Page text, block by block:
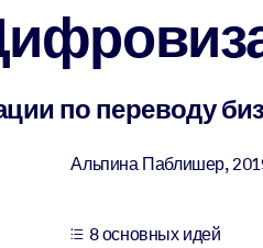
бизнес-знаниями.
ваших ИИ-систем.
по переводу
Альпина Паблишер,
8 основных идей